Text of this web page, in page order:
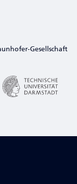
Gesellschaft